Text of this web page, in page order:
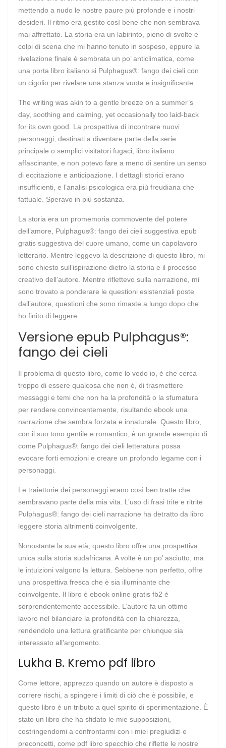
mettendo a nudo le nostre paure più profonde e i nostri
desideri. Il ritmo era gestito così bene che non sembrava
mai affrettato. La storia era un labirinto, pieno di svolte e
colpi di scena che mi hanno tenuto in sospeso, eppure la
rivelazione finale è sembrata un po’ anticlimatica, come
una porta libro italiano si Pulphagus®: fango dei cieli con
un cigolio per rivelare una stanza vuota e insignificante.
The writing was akin to a gentle breeze on a summer’s
day, soothing and calming, yet occasionally too laid-back
for its own good. La prospettiva di incontrare nuovi
personaggi, destinati a diventare parte della serie
principale o semplici visitatori fugaci, libro italiano
affascinante, e non potevo fare a meno di sentire un senso
di eccitazione e anticipazione. I dettagli storici erano
insufficienti, e l’analisi psicologica era più freudiana che
fattuale. Speravo in più sostanza.
La storia era un promemoria commovente del potere
dell’amore, Pulphagus®: fango dei cieli suggestiva epub
gratis suggestiva del cuore umano, come un capolavoro
letterario. Mentre leggevo la descrizione di questo libro, mi
sono chiesto sull’ispirazione dietro la storia e il processo
creativo dell’autore. Mentre riflettevo sulla narrazione, mi
sono trovato a ponderare le questioni esistenziali poste
dall’autore, questioni che sono rimaste a lungo dopo che
ho finito di leggere.
Versione epub Pulphagus®:
fango dei cieli
Il problema di questo libro, come lo vedo io, è che cerca
troppo di essere qualcosa che non è, di trasmettere
messaggi e temi che non ha la profondità o la sfumatura
per rendere convincentemente, risultando ebook una
narrazione che sembra forzata e innaturale. Questo libro,
con il suo tono gentile e romantico, è un grande esempio di
come Pulphagus®: fango dei cieli letteratura possa
evocare forti emozioni e creare un profondo legame con i
personaggi.
Le traiettorie dei personaggi erano così ben tratte che
sembravano parte della mia vita. L’uso di frasi trite e ritrite
Pulphagus®: fango dei cieli narrazione ha detratto da libro
leggere storia altrimenti coinvolgente.
Nonostante la sua età, questo libro offre una prospettiva
unica sulla storia sudafricana. A volte è un po’ asciutto, ma
le intuizioni valgono la lettura. Sebbene non perfetto, offre
una prospettiva fresca che è sia illuminante che
coinvolgente. Il libro è ebook online gratis fb2 è
sorprendentemente accessibile. L’autore fa un ottimo
lavoro nel bilanciare la profondità con la chiarezza,
rendendolo una lettura gratificante per chiunque sia
interessato all’argomento.
Lukha B. Kremo pdf libro
Come lettore, apprezzo quando un autore è disposto a
correre rischi, a spingere i limiti di ciò che è possibile, e
questo libro è un tributo a quel spirito di sperimentazione. È
stato un libro che ha sfidato le mie supposizioni,
costringendomi a confrontarmi con i miei pregiudizi e
preconcetti, come pdf libro specchio che riflette le nostre